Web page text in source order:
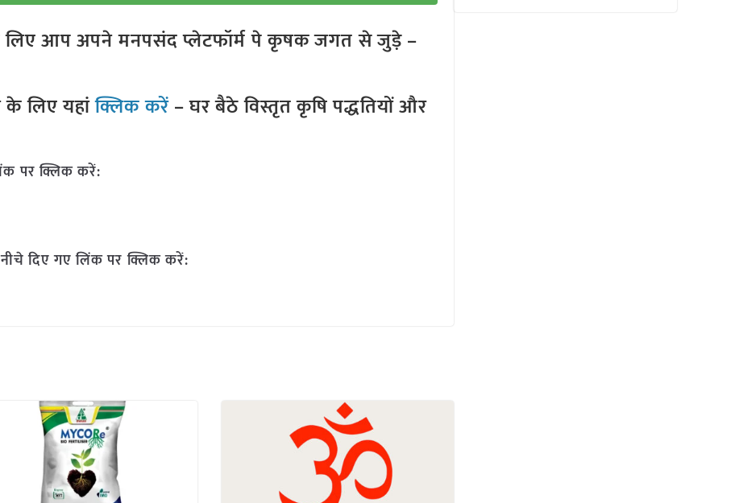
लिए आप अपने मनपसंद प्लेटफॉर्म पे कृषक जगत से जुड़े –
लिए यहांक्लिक करें– घर बैठे विस्तृत कृषि पद्धतियों और
पर क्लिक करें:
दिए गए लिंक पर क्लिक करें: